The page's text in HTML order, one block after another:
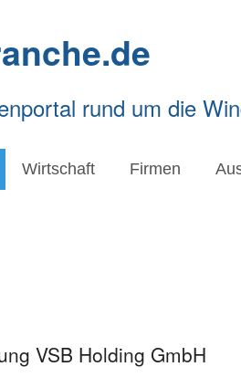
rund um die
Wirtschaft Firmen
VSB Holding GmbH